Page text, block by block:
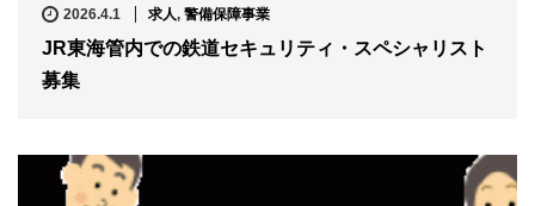
2026.4.1 求人, 警備保障事業
JR東海管内での鉄道セキュリティ・スペシャリスト
募集